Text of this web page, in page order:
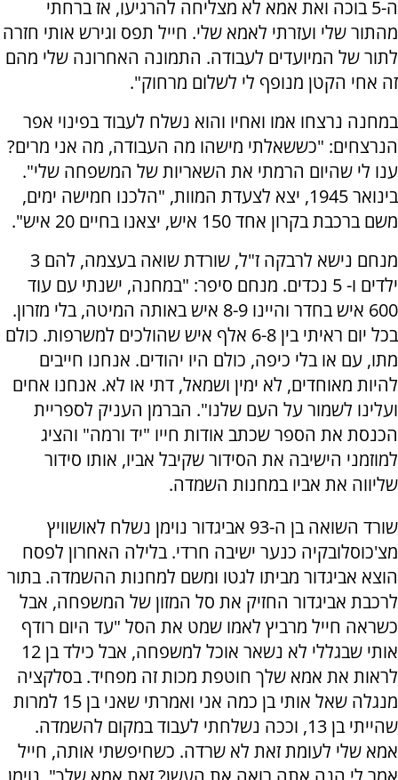
ה-5 בוכה ואת אמא לא מצליחה להרגיעו, אז ברחתי
מהתור שלי ועזרתי לאמא שלי. חייל תפס וגירש אותי חזרה
לתור של המיועדים לעבודה. התמונה האחרונה שלי מהם
זה אחי הקטן מנופף לי לשלום מרחוק".
במחנה נרצחו אמו ואחיו והוא נשלח לעבוד בפינוי אפר
הנרצחים: "כששאלתי מישהו מה העבודה, מה אני מרים?
ענו לי שהיום הרמתי את השאריות של המשפחה שלי".
בינואר 1945, יצא לצעדת המוות, "הלכנו חמישה ימים,
משם ברכבת בקרון אחד 150 איש, יצאנו בחיים 20 איש".
מנחם נישא לרבקה ז"ל, שורדת שואה בעצמה, להם 3
ילדים ו- 5 נכדים. מנחם סיפר: "במחנה, ישנתי עם עוד
600 איש בחדר והיינו 8-9 איש באותה המיטה, בלי מזרון.
בכל יום ראיתי בין 6-8 אלף איש שהולכים למשרפות. כולם
מתו, עם או בלי כיפה, כולם היו יהודים. אנחנו חייבים
להיות מאוחדים, לא ימין ושמאל, דתי או לא. אנחנו אחים
ועלינו לשמור על העם שלנו". הברמן העניק לספריית
הכנסת את הספר שכתב אודות חייו "יד ורמה" והציג
למוזמני הישיבה את הסידור שקיבל אביו, אותו סידור
שליווה את אביו במחנות השמדה.
שורד השואה בן ה-93 אביגדור נוימן נשלח לאושוויץ
מצ'כוסלובקיה כנער ישיבה חרדי. בלילה האחרון לפסח
הוצא אביגדור מביתו לגטו ומשם למחנות ההשמדה. בתור
לרכבת אביגדור החזיק את סל המזון של המשפחה, אבל
כשראה חייל מרביץ לאמו שמט את הסל "עד היום רודף
אותי שבגללי לא נשאר אוכל למשפחה, אבל כילד בן 12
לראות את אמא שלך חוטפת מכות זה מפחיד. בסלקציה
מנגלה שאל אותי בן כמה אני ואמרתי שאני בן 15 למרות
שהייתי בן 13, וככה נשלחתי לעבוד במקום להשמדה.
אמא שלי לעומת זאת לא שרדה. כשחיפשתי אותה, חייל